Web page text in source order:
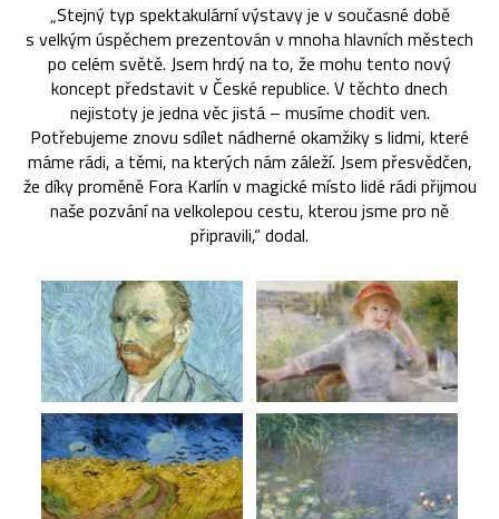
„Stejný typ spektakulární výstavy je v současné době
s velkým úspěchem prezentován v mnoha hlavních městech
po celém světě. Jsem hrdý na to, že mohu tento nový
koncept představit v České republice. V těchto dnech
nejistoty je jedna věc jistá – musíme chodit ven.
Potřebujeme znovu sdílet nádherné okamžiky s lidmi, které
máme rádi, a těmi, na kterých nám záleží. Jsem přesvědčen,
že díky proměně Fora Karlín v magické místo lidé rádi přijmou
naše pozvání na velkolepou cestu, kterou jsme pro ně
připravili,“ dodal.